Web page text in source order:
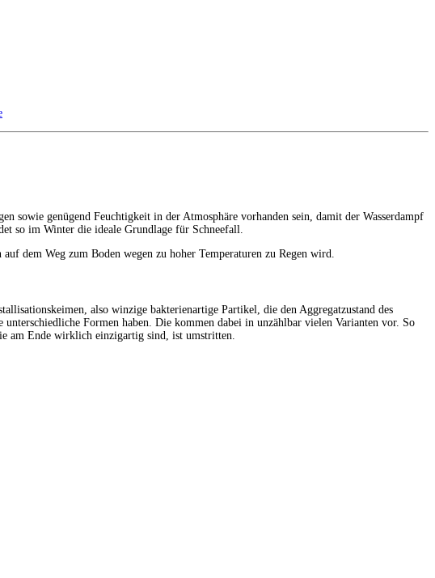
sowie genügend Feuchtigkeit in der Atmosphäre vorhanden sein, damit der Wasserdampf
so im Winter die ideale Grundlage für Schneefall.
dem Weg zum Boden wegen zu hoher Temperaturen zu Regen wird.
also winzige bakterienartige Partikel, die den Aggregatzustand des
Formen haben. Die kommen dabei in unzählbar vielen Varianten vor. So
am Ende wirklich einzigartig sind, ist umstritten.